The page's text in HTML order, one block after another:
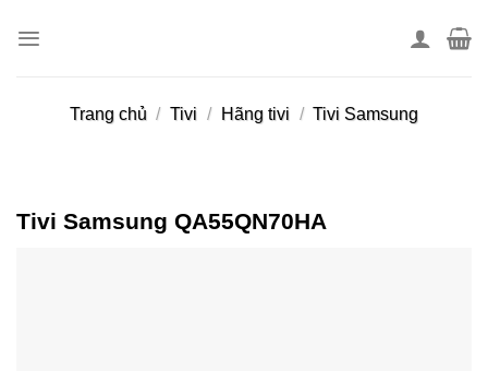
Trang chủ / Tivi / Hãng tivi / Tivi Samsung
Tivi Samsung QA55QN70HA